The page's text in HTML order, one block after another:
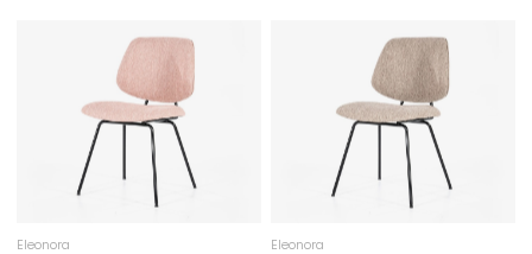
Eleonora Eleonora